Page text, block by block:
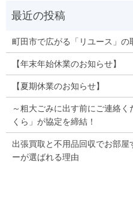
町田市で広がる「リユース」の
【年末年始休業のお知らせ】
【夏期休業のお知らせ】
～粗大ごみに出す前にご連絡
くら」が協定を締結！
出張買取と不用品回収でお部
ーが選ばれる理由